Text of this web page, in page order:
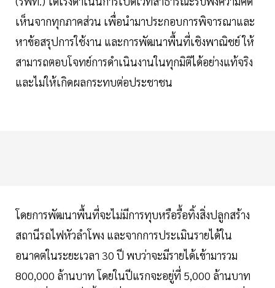
เห็นจากทุกภาคส่วน เพื่อนำมาประกอบการพิจารณาและ
หาข้อสรุปการใช้งาน และการพัฒนาพื้นที่เชิงพาณิชย์ ให้
สามารถตอบโจทย์การดำเนินงานในทุกมิติได้อย่างแท้จริง
และไม่ให้เกิดผลกระทบต่อประชาชน
โดยการพัฒนาพื้นที่จะไม่มีการทุบหรือรื้อทิ้งสิ่งปลูกสร้าง
สถานีรถไฟหัวลำโพง และจากการประเมินรายได้ใน
อนาคตในระยะเวลา 30 ปี พบว่าจะมีรายได้เข้ามารวม
800,000 ล้านบาท โดยในปีแรกจะอยู่ที่ 5,000 ล้านบาท